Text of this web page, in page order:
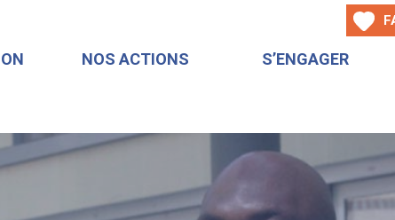
NOS ACTIONS S’ENGAGER